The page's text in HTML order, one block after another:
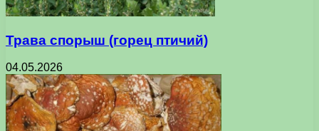
Трава спорыш (горец птичий)
04.05.2026